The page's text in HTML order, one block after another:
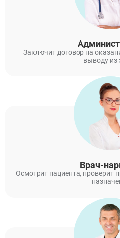
Заключит договор на
выводу из
Врач-
Осмотрит пациента, проверит